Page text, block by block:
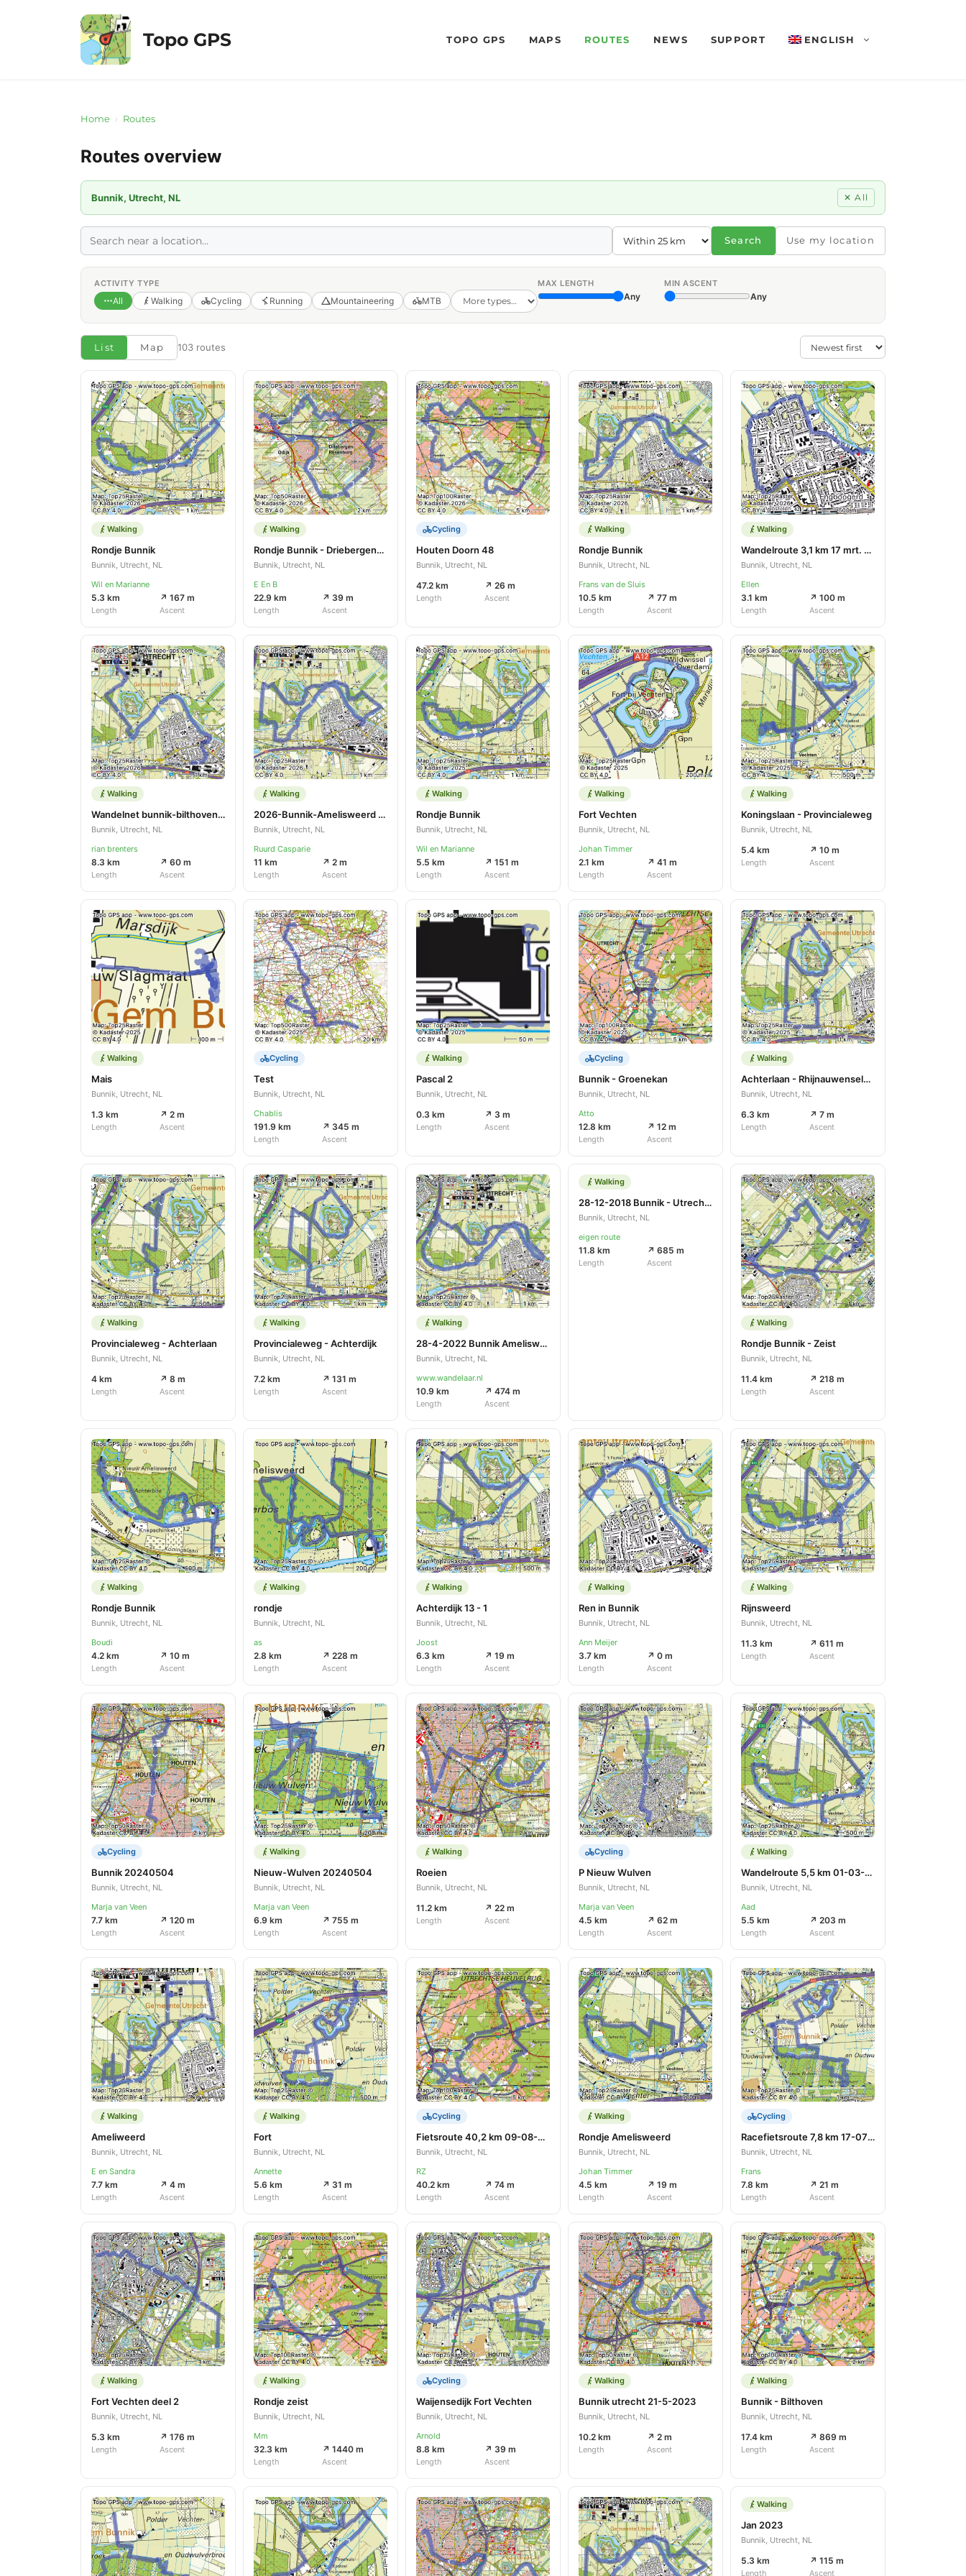
Topo GPS TOPO GPS MAPS ROUTES NEWS SUPPORT ENGLISH
Home › Routes
Routes overview
Bunnik, Utrecht, NL ✕ All
Search Use my location
ACTIVITY TYPE
All Walking Cycling Running Mountaineering MTB
MAX LENGTH
Any
MIN ASCENT
Any
List Map 103 routes
Walking
Rondje Bunnik
Bunnik, Utrecht, NL
Wil en Marianne
5.3 km
Length
↗ 167 m
Ascent
Walking
Rondje Bunnik - Driebergen-Rijsenburg
Bunnik, Utrecht, NL
E En B
22.9 km
Length
↗ 39 m
Ascent
Cycling
Houten Doorn 48
Bunnik, Utrecht, NL
47.2 km
Length
↗ 26 m
Ascent
Walking
Rondje Bunnik
Bunnik, Utrecht, NL
Frans van de Sluis
10.5 km
Length
↗ 77 m
Ascent
Walking
Wandelroute 3,1 km 17 mrt. 2026
Bunnik, Utrecht, NL
Ellen
3.1 km
Length
↗ 100 m
Ascent
Walking
Wandelnet bunnik-bilthoven ns
Bunnik, Utrecht, NL
rian brenters
8.3 km
Length
↗ 60 m
Ascent
Walking
2026-Bunnik-Amelisweerd Start bij Wapen van Bunnik
Bunnik, Utrecht, NL
Ruurd Casparie
11 km
Length
↗ 2 m
Ascent
Walking
Rondje Bunnik
Bunnik, Utrecht, NL
Wil en Marianne
5.5 km
Length
↗ 151 m
Ascent
Walking
Fort Vechten
Bunnik, Utrecht, NL
Johan Timmer
2.1 km
Length
↗ 41 m
Ascent
Walking
Koningslaan - Provincialeweg
Bunnik, Utrecht, NL
5.4 km
Length
↗ 10 m
Ascent
Walking
Mais
Bunnik, Utrecht, NL
1.3 km
Length
↗ 2 m
Ascent
Cycling
Test
Bunnik, Utrecht, NL
Chablis
191.9 km
Length
↗ 345 m
Ascent
Walking
Pascal 2
Bunnik, Utrecht, NL
0.3 km
Length
↗ 3 m
Ascent
Cycling
Bunnik - Groenekan
Bunnik, Utrecht, NL
Atto
12.8 km
Length
↗ 12 m
Ascent
Walking
Achterlaan - Rhijnauwenselaan
Bunnik, Utrecht, NL
6.3 km
Length
↗ 7 m
Ascent
Walking
Provincialeweg - Achterlaan
Bunnik, Utrecht, NL
4 km
Length
↗ 8 m
Ascent
Walking
Provincialeweg - Achterdijk
Bunnik, Utrecht, NL
7.2 km
Length
↗ 131 m
Ascent
Walking
28-4-2022 Bunnik Amelisweerd Rhijnauwen
Bunnik, Utrecht, NL
www.wandelaar.nl
10.9 km
Length
↗ 474 m
Ascent
Walking
28-12-2018 Bunnik - Utrecht vaartsche rijn
Bunnik, Utrecht, NL
eigen route
11.8 km
Length
↗ 685 m
Ascent
Walking
Rondje Bunnik - Zeist
Bunnik, Utrecht, NL
11.4 km
Length
↗ 218 m
Ascent
Walking
Rondje Bunnik
Bunnik, Utrecht, NL
Boudi
4.2 km
Length
↗ 10 m
Ascent
Walking
rondje
Bunnik, Utrecht, NL
as
2.8 km
Length
↗ 228 m
Ascent
Walking
Achterdijk 13 - 1
Bunnik, Utrecht, NL
Joost
6.3 km
Length
↗ 19 m
Ascent
Walking
Ren in Bunnik
Bunnik, Utrecht, NL
Ann Meijer
3.7 km
Length
↗ 0 m
Ascent
Walking
Rijnsweerd
Bunnik, Utrecht, NL
11.3 km
Length
↗ 611 m
Ascent
Cycling
Bunnik 20240504
Bunnik, Utrecht, NL
Marja van Veen
7.7 km
Length
↗ 120 m
Ascent
Walking
Nieuw-Wulven 20240504
Bunnik, Utrecht, NL
Marja van Veen
6.9 km
Length
↗ 755 m
Ascent
Walking
Roeien
Bunnik, Utrecht, NL
11.2 km
Length
↗ 22 m
Ascent
Cycling
P Nieuw Wulven
Bunnik, Utrecht, NL
Marja van Veen
4.5 km
Length
↗ 62 m
Ascent
Walking
Wandelroute 5,5 km 01-03-2024
Bunnik, Utrecht, NL
Aad
5.5 km
Length
↗ 203 m
Ascent
Walking
Ameliweerd
Bunnik, Utrecht, NL
E en Sandra
7.7 km
Length
↗ 4 m
Ascent
Walking
Fort
Bunnik, Utrecht, NL
Annette
5.6 km
Length
↗ 31 m
Ascent
Cycling
Fietsroute 40,2 km 09-08-2023
Bunnik, Utrecht, NL
RZ
40.2 km
Length
↗ 74 m
Ascent
Walking
Rondje Amelisweerd
Bunnik, Utrecht, NL
Johan Timmer
4.5 km
Length
↗ 19 m
Ascent
Cycling
Racefietsroute 7,8 km 17-07-2023
Bunnik, Utrecht, NL
Frans
7.8 km
Length
↗ 21 m
Ascent
Walking
Fort Vechten deel 2
Bunnik, Utrecht, NL
5.3 km
Length
↗ 176 m
Ascent
Walking
Rondje zeist
Bunnik, Utrecht, NL
Mm
32.3 km
Length
↗ 1440 m
Ascent
Cycling
Waijensedijk Fort Vechten
Bunnik, Utrecht, NL
Arnold
8.8 km
Length
↗ 39 m
Ascent
Walking
Bunnik utrecht 21-5-2023
Bunnik, Utrecht, NL
10.2 km
Length
↗ 2 m
Ascent
Walking
Bunnik - Bilthoven
Bunnik, Utrecht, NL
17.4 km
Length
↗ 869 m
Ascent
Walking
Jan 2023
Bunnik, Utrecht, NL
5.3 km
Length
↗ 115 m
Ascent